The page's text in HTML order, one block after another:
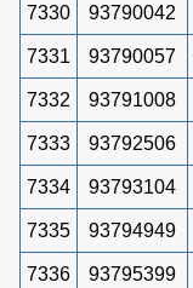
7330 93790042
7331 93790057
7332 93791008
7333 93792506
7334 93793104
7335 93794949
7336 93795399